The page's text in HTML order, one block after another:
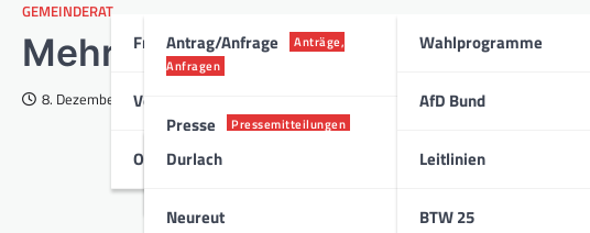
Fraktion Karlsruhe
Antrag/Anfrage
Anträge,
Anfragen
Presse Pressemitteilungen
Vorstand
Ortsverband
Durlach
Neureut
Wahlprogramme
AfD Bund
Leitlinien
BTW 25
GEMEINDERAT
Mehr Sicherheitskräfte für
8. Dezember 2017